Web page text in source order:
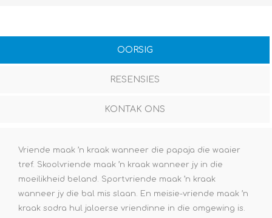
OORSIG
RESENSIES
KONTAK ONS
Vriende maak ’n kraak wanneer die papaja die waaier
tref. Skoolvriende maak ’n kraak wanneer jy in die
moeilikheid beland. Sportvriende maak ’n kraak
wanneer jy die bal mis slaan. En meisie-vriende maak ’n
kraak sodra hul jaloerse vriendinne in die omgewing is.